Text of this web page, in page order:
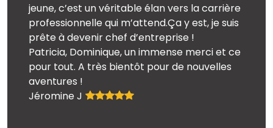
jeune, c’est un véritable élan vers la carrière
professionnelle qui m’attend.Ça y est, je suis
prête à devenir chef d’entreprise !
Patricia, Dominique, un immense merci et ce
pour tout. A très bientôt pour de nouvelles
aventures !
Jéromine J